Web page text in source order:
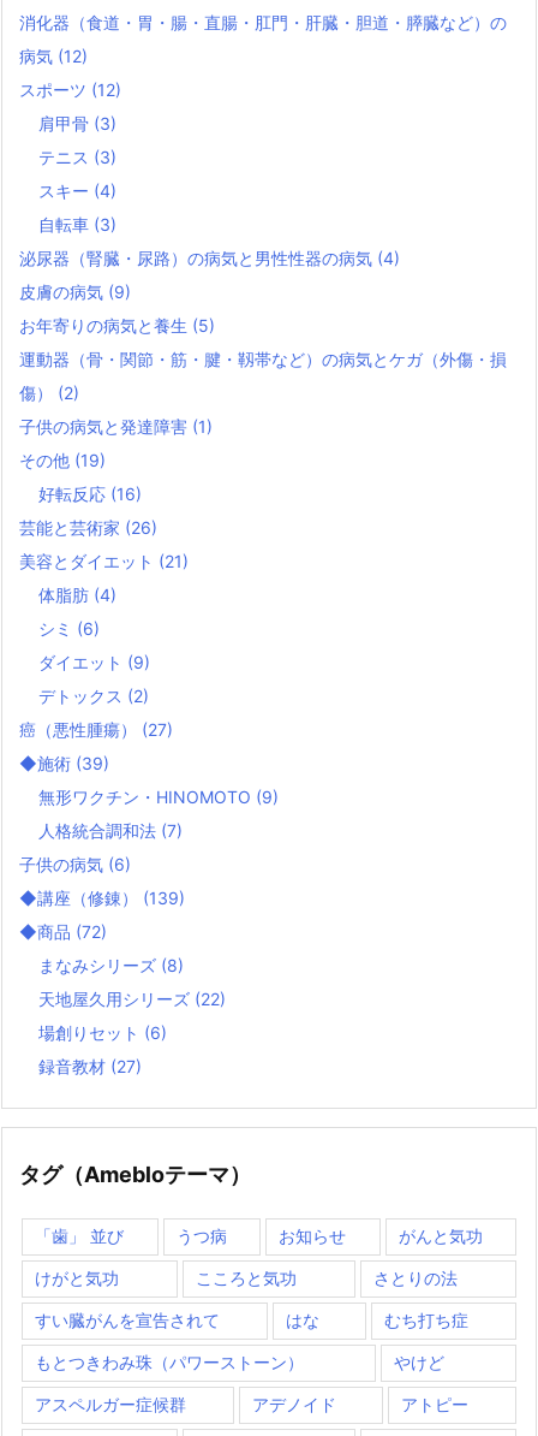
消化器（食道・胃・腸・直腸・肛門・肝臓・胆道・膵臓など）の
病気 (12)
スポーツ (12)
肩甲骨 (3)
テニス (3)
スキー (4)
自転車 (3)
泌尿器（腎臓・尿路）の病気と男性性器の病気 (4)
皮膚の病気 (9)
お年寄りの病気と養生 (5)
運動器（骨・関節・筋・腱・靱帯など）の病気とケガ（外傷・損
傷） (2)
子供の病気と発達障害 (1)
その他 (19)
好転反応 (16)
芸能と芸術家 (26)
美容とダイエット (21)
体脂肪 (4)
シミ (6)
ダイエット (9)
デトックス (2)
癌（悪性腫瘍） (27)
◆施術 (39)
無形ワクチン・HINOMOTO (9)
人格統合調和法 (7)
子供の病気 (6)
◆講座（修錬） (139)
◆商品 (72)
まなみシリーズ (8)
天地屋久用シリーズ (22)
場創りセット (6)
録音教材 (27)
タグ（Amebloテーマ）
「歯」 並び うつ病 お知らせ がんと気功
けがと気功 こころと気功 さとりの法
すい臓がんを宣告されて はな むち打ち症
もとつきわみ珠（パワーストーン） やけど
アスペルガー症候群 アデノイド アトピー